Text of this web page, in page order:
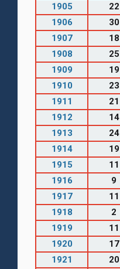
1905
22
1906
30
1907
18
1908
25
1909
19
1910
23
1911
21
1912
14
1913
24
1914
19
1915
11
1916
9
1917
11
1918
2
1919
11
1920
17
1921
20